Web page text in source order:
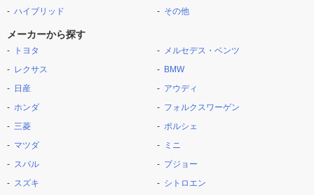
ハイブリッド
その他
メーカーから探す
トヨタ
レクサス
日産
ホンダ
三菱
マツダ
スバル
スズキ
メルセデス・ベンツ
BMW
アウディ
フォルクスワーゲン
ポルシェ
ミニ
プジョー
シトロエン